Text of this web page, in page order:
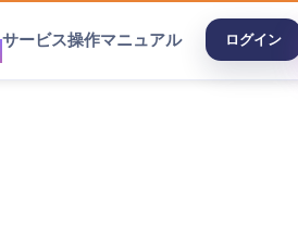
サービス操作マニュアル ログイン